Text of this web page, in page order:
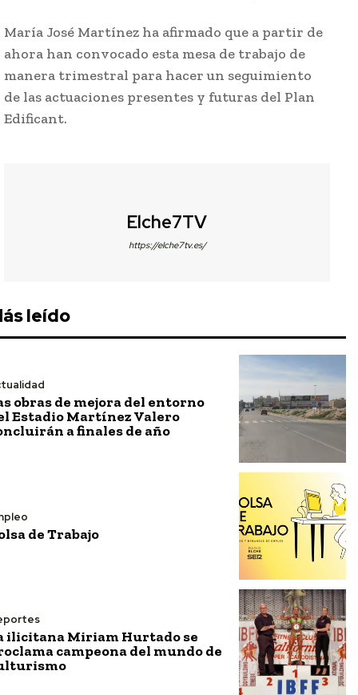
María José Martínez ha afirmado que a partir de
ahora han convocado esta mesa de trabajo de
manera trimestral para hacer un seguimiento
de las actuaciones presentes y futuras del Plan
Edificant.
Elche7TV
https://elche7tv.es/
leído
obras de mejora del entorno
Estadio Martínez Valero
a finales de año
de Trabajo
ilicitana Miriam Hurtado se
campeona del mundo de